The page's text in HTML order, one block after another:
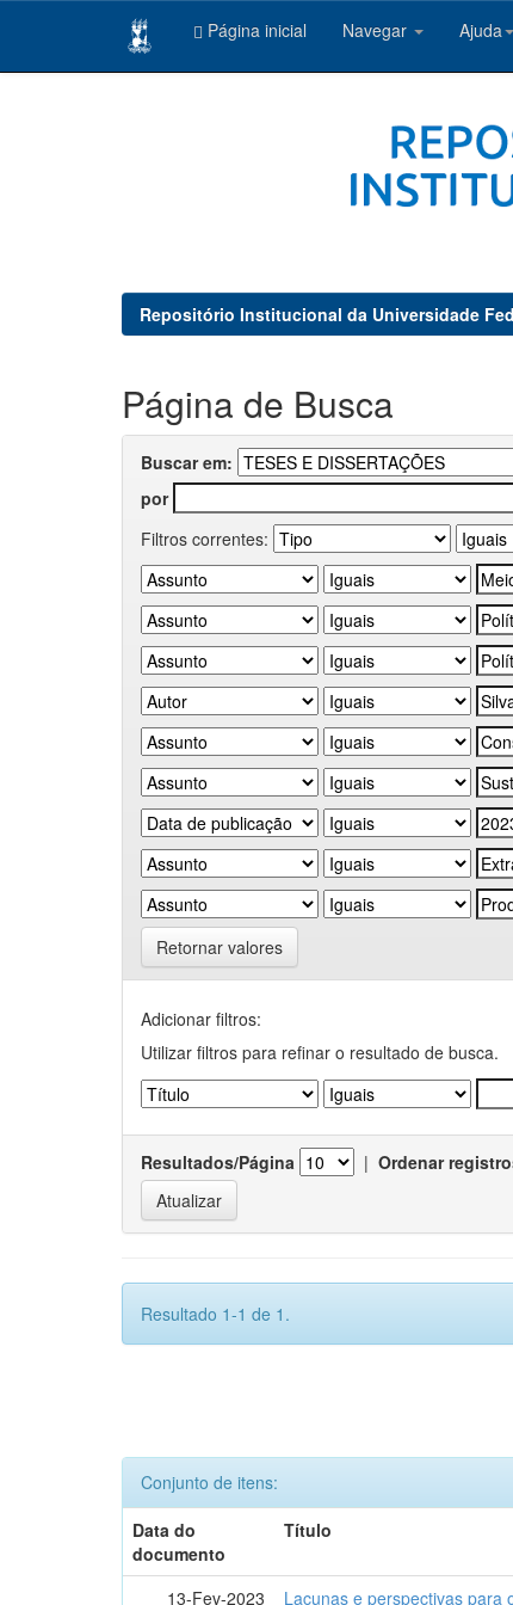
Página inicial Navegar Ajuda
Repositório Institucional da Universidade
Página de Busca
Buscar em:
por
Filtros correntes:
Retornar valores
Adicionar filtros:
Utilizar filtros para refinar o resultado de busca.
Resultados/Página | Ordenar
Resultado 1-1 de 1.
Conjunto de itens:
Data do
documento
Título
13-Fev-2023 Lacunas e perspectivas para